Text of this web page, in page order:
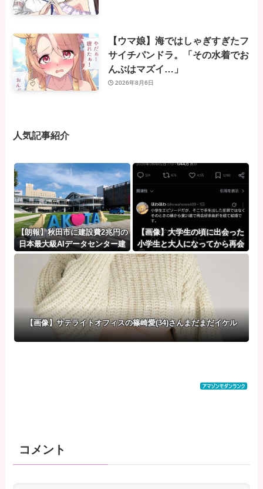
【ウマ娘】海ではしゃぎすぎたフ
サイチパンドラ。「その水着でお
んぶはマズイ…」
2026年8月6日
人気記事紹介
【朗報】秋田市に建設費2兆円の
日本最大級AIデータセンター建
設へ UAEなどが投資
【画像】大学生の頃に出会った
小学生と大人になってから再会
し結婚した男、めちゃくちゃ叩
かれてしまう・・・
【画像】サテライトオフィスの篠崎愛(34)さんまだまだイケル
コメント